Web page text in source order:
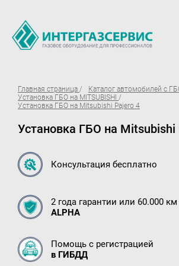
О компании
Новости
ГБО Alpha
Вопросы и ответы
Вакансии
Документы компании
Оферта
Партнёрам
Доставка Партнерам
Главная страница
Каталог автомобилей с
Установка ГБО на MITSUBISHI
Установка ГБО на Mitsubishi Pajero 4
Установка ГБО на Mitsubishi
Консультация бесплатно
2 года гарантии или 60.000
ALPHA
Помощь с регистрацией
в ГИБДД